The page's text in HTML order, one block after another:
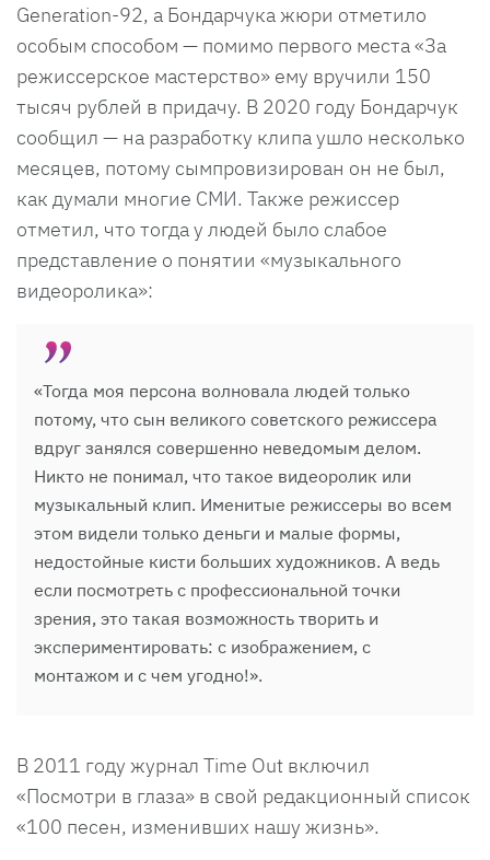
Generation-92, а Бондарчука жюри отметило
особым способом — помимо первого места «За
режиссерское мастерство» ему вручили 150
тысяч рублей в придачу. В 2020 году Бондарчук
сообщил — на разработку клипа ушло несколько
месяцев, потому сымпровизирован он не был,
как думали многие СМИ. Также режиссер
отметил, что тогда у людей было слабое
представление о понятии «музыкального
видеоролика»:
«Тогда моя персона волновала людей только
потому, что сын великого советского режиссера
вдруг занялся совершенно неведомым делом.
Никто не понимал, что такое видеоролик или
музыкальный клип. Именитые режиссеры во всем
этом видели только деньги и малые формы,
недостойные кисти больших художников. А ведь
если посмотреть с профессиональной точки
зрения, это такая возможность творить и
экспериментировать: с изображением, с
монтажом и с чем угодно!».
В 2011 году журнал Time Out включил
«Посмотри в глаза» в свой редакционный список
«100 песен, изменивших нашу жизнь».